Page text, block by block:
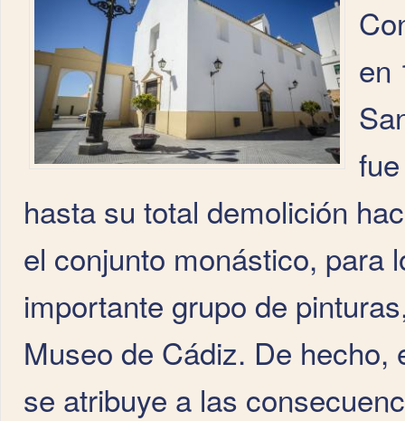
en
hasta su total demolición
el conjunto monástico, para
importante grupo de
Museo de Cádiz. De hecho,
se atribuye a las